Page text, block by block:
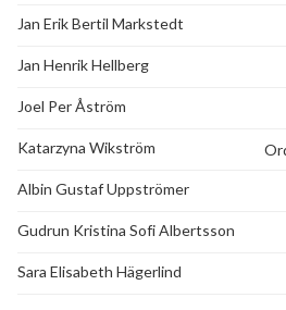
Jan Erik Bertil Markstedt
Jan Henrik Hellberg
Joel Per Åström
Katarzyna Wikström
Albin Gustaf Uppströmer
Gudrun Kristina Sofi Albertsson
Sara Elisabeth Hägerlind